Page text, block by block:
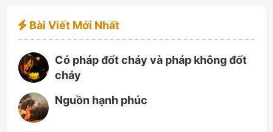
Bài Viết Mới Nhất
Có pháp đốt cháy và pháp không đốt
cháy
Nguồn hạnh phúc